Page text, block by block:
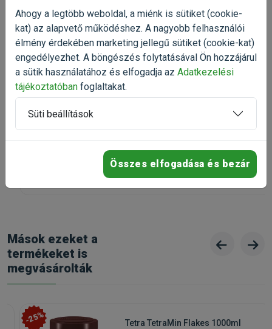
Gyártó:JBL
Kiszerelés:490g / Doboz
Státusz:Érdeklődjön!
Egységár:
Nettó ár:
Törékeny:Nem
Állatorvosi:Nem
-25%
Tetra ReptoSol folyékony vitamin
50ml
vitaminkészítmény terráriumi
5 067 Ft 6 756 Ft
Kosárba
Mások ezeket a
termékeket is
megvásárolták
-25%
Tetra TetraMin Flakes 1000ml
Ahogy a legtöbb weboldal, a miénk is sütiket (cookie-
kat) az alapvető működéshez. A nagyobb felhasználói
élmény érdekében marketing jellegű sütiket (cookie-kat)
engedélyezhet. A böngészés folytatásával Ön hozzájárul
a sütik használatához és elfogadja az Adatkezelési
tájékoztatóban foglaltakat.
Süti beállítások
Összes elfogadása és bezár